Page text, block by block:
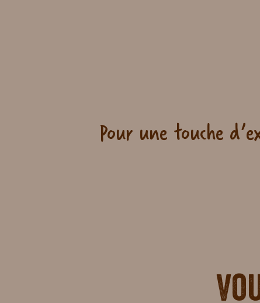
Pour une touche